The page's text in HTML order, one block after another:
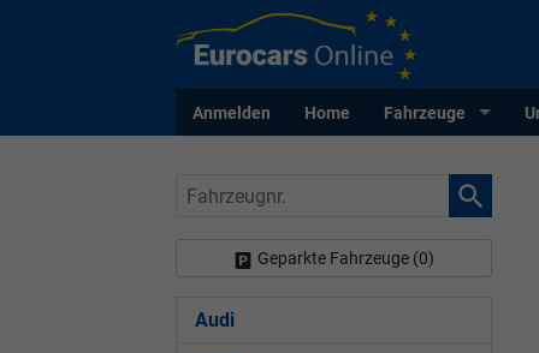
Anmelden Home Fahrzeuge
Fahrzeugnr.
Geparkte Fahrzeuge (0)
Audi